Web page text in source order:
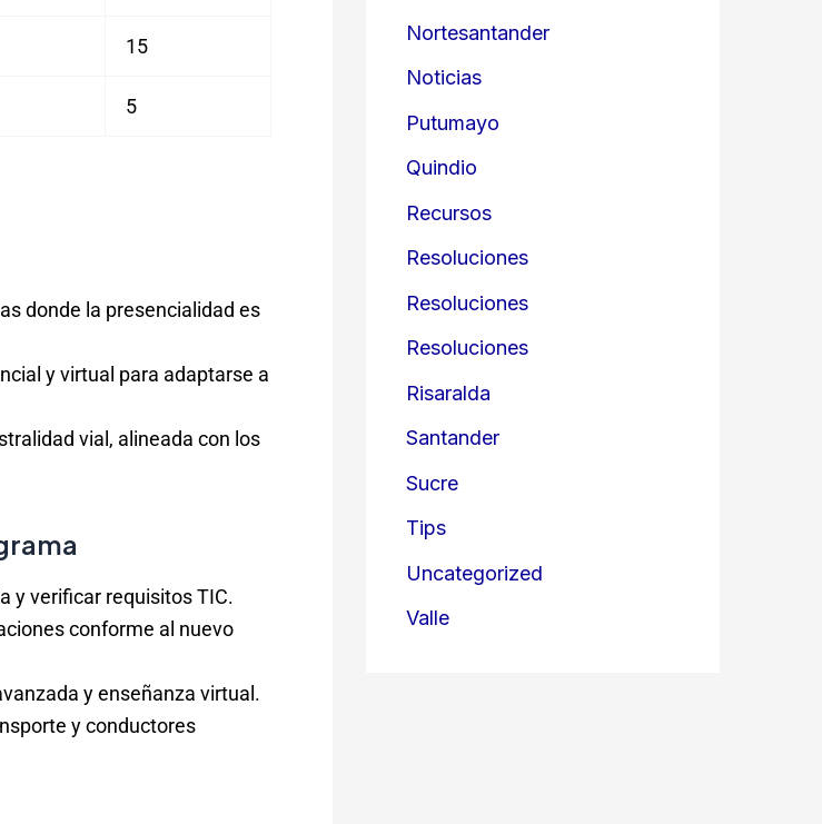
15
5
donde la presencialidad es
y virtual para adaptarse a
vial, alineada con los
y verificar requisitos TIC.
conforme al nuevo
y enseñanza virtual.
y conductores
Nortesantander
Noticias
Putumayo
Quindio
Recursos
Resoluciones
Resoluciones
Resoluciones
Risaralda
Santander
Sucre
Tips
Uncategorized
Valle